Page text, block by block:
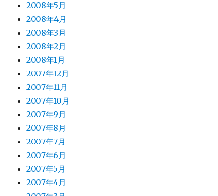
2008年5月
2008年4月
2008年3月
2008年2月
2008年1月
2007年12月
2007年11月
2007年10月
2007年9月
2007年8月
2007年7月
2007年6月
2007年5月
2007年4月